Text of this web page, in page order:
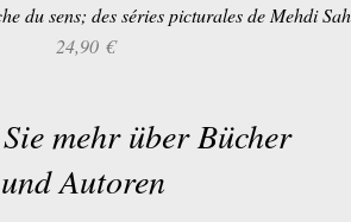
Schnellansicht
du sens; des séries picturales de Mehdi
Preis
24,90 €
mehr über Bücher
und Autoren